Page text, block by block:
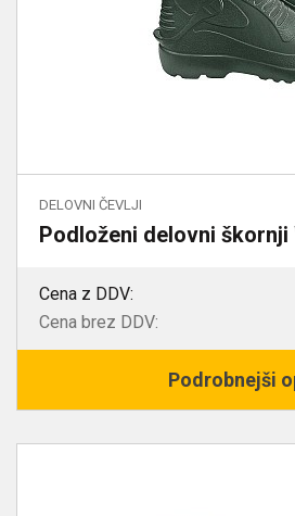
DELOVNI ČEVLJI
Podloženi delovni škornji
Cena z DDV:
Cena brez DDV:
Podrobnejši